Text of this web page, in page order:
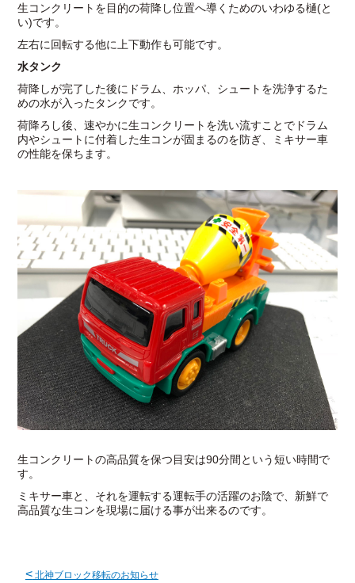
生コンクリートを目的の荷降し位置へ導くためのいわゆる樋(と
い)です。
左右に回転する他に上下動作も可能です。
水タンク
荷降しが完了した後にドラム、ホッパ、シュートを洗浄するた
めの水が入ったタンクです。
荷降ろし後、速やかに生コンクリートを洗い流すことでドラム
内やシュートに付着した生コンが固まるのを防ぎ、ミキサー車
の性能を保ちます。
生コンクリートの高品質を保つ目安は90分間という短い時間で
す。
ミキサー車と、それを運転する運転手の活躍のお陰で、新鮮で
高品質な生コンを現場に届ける事が出来るのです。
<北神ブロック移転のお知らせ